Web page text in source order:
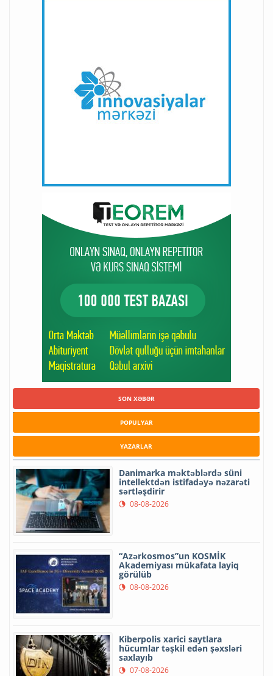
SON XƏBƏR
POPULYAR
YAZARLAR
Danimarka məktəblərdə süni
intellektdən istifadəyə nəzarəti
sərtləşdirir
08-08-2026
“Azərkosmos”un KOSMİK
Akademiyası mükafata layiq
görülüb
08-08-2026
Kiberpolis xarici saytlara
hücumlar təşkil edən şəxsləri
saxlayıb
07-08-2026